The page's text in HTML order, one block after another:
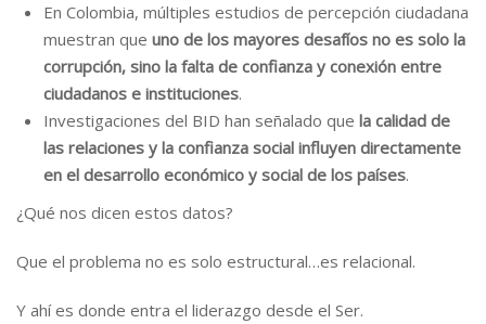
En Colombia, múltiples estudios de percepción ciudadana
muestran que uno de los mayores desafíos no es solo la
corrupción, sino la falta de confianza y conexión entre
ciudadanos e instituciones.
Investigaciones del BID han señalado que la calidad de
las relaciones y la confianza social influyen directamente
en el desarrollo económico y social de los países.
¿Qué nos dicen estos datos?
Que el problema no es solo estructural…es relacional.
Y ahí es donde entra el liderazgo desde el Ser.